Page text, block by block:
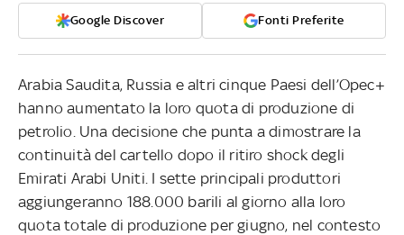
Google Discover Fonti Preferite
Arabia Saudita, Russia e altri cinque Paesi dell’Opec+
hanno aumentato la loro quota di produzione di
petrolio. Una decisione che punta a dimostrare la
continuità del cartello dopo il ritiro shock degli
Emirati Arabi Uniti. I sette principali produttori
aggiungeranno 188.000 barili al giorno alla loro
quota totale di produzione per giugno, nel contesto